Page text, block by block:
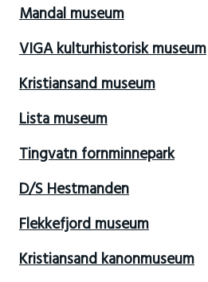
Mandal museum
VIGA kulturhistorisk museum
Kristiansand museum
Lista museum
Tingvatn fornminnepark
D/S Hestmanden
Flekkefjord museum
Kristiansand kanonmuseum